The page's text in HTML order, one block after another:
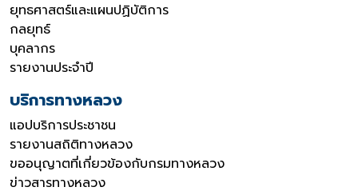
ยุทธศาสตร์และแผนปฏิบัติการ
กลยุทธ์
บุคลากร
รายงานประจำปี
บริการทางหลวง
แอปบริการประชาชน
รายงานสถิติทางหลวง
ขออนุญาตที่เกี่ยวข้องกับกรมทางหลวง
ข่าวสารทางหลวง